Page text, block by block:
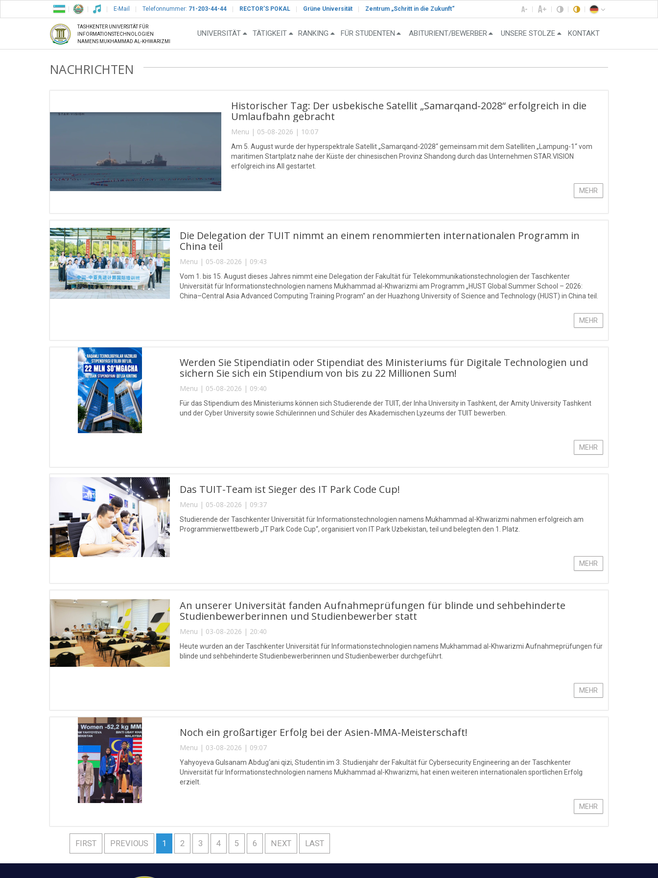
E-Mail Telefonnummer: 71-203-44-44 RECTOR’S POKAL Grüne Universität Zentrum „Schritt in die Zukunft“
TASHKENTER UNIVERSITÄT FÜR
INFORMATIONSTECHNOLOGIEN
NAMENS MUKHAMMAD AL-KHWARIZMI
UNIVERSITÄT TÄTIGKEIT RANKING FÜR STUDENTEN ABITURIENT/BEWERBER UNSERE STOLZE KONTAKT
NACHRICHTEN
Historischer Tag: Der usbekische Satellit „Samarqand-2028“ erfolgreich in die
Umlaufbahn gebracht
Menu | 05-08-2026 | 10:07
Am 5. August wurde der hyperspektrale Satellit „Samarqand-2028“ gemeinsam mit dem Satelliten „Lampung-1“ vom
maritimen Startplatz nahe der Küste der chinesischen Provinz Shandong durch das Unternehmen STAR.VISION
erfolgreich ins All gestartet.
MEHR
Die Delegation der TUIT nimmt an einem renommierten internationalen Programm in
China teil
Menu | 05-08-2026 | 09:43
Vom 1. bis 15. August dieses Jahres nimmt eine Delegation der Fakultät für Telekommunikationstechnologien der Taschkenter
Universität für Informationstechnologien namens Mukhammad al-Khwarizmi am Programm „HUST Global Summer School – 2026:
China–Central Asia Advanced Computing Training Program“ an der Huazhong University of Science and Technology (HUST) in China teil.
MEHR
Werden Sie Stipendiatin oder Stipendiat des Ministeriums für Digitale Technologien und
sichern Sie sich ein Stipendium von bis zu 22 Millionen Sum!
Menu | 05-08-2026 | 09:40
Für das Stipendium des Ministeriums können sich Studierende der TUIT, der Inha University in Tashkent, der Amity University Tashkent
und der Cyber University sowie Schülerinnen und Schüler des Akademischen Lyzeums der TUIT bewerben.
MEHR
Das TUIT-Team ist Sieger des IT Park Code Cup!
Menu | 05-08-2026 | 09:37
Studierende der Taschkenter Universität für Informationstechnologien namens Mukhammad al-Khwarizmi nahmen erfolgreich am
Programmierwettbewerb „IT Park Code Cup“, organisiert von IT Park Uzbekistan, teil und belegten den 1. Platz.
MEHR
An unserer Universität fanden Aufnahmeprüfungen für blinde und sehbehinderte
Studienbewerberinnen und Studienbewerber statt
Menu | 03-08-2026 | 20:40
Heute wurden an der Taschkenter Universität für Informationstechnologien namens Mukhammad al-Khwarizmi Aufnahmeprüfungen für
blinde und sehbehinderte Studienbewerberinnen und Studienbewerber durchgeführt.
MEHR
Noch ein großartiger Erfolg bei der Asien-MMA-Meisterschaft!
Menu | 03-08-2026 | 09:07
Yahyoyeva Gulsanam Abdug‘ani qizi, Studentin im 3. Studienjahr der Fakultät für Cybersecurity Engineering an der Taschkenter
Universität für Informationstechnologien namens Mukhammad al-Khwarizmi, hat einen weiteren internationalen sportlichen Erfolg
erzielt.
MEHR
FIRST PREVIOUS 1 2 3 4 5 6 NEXT LAST